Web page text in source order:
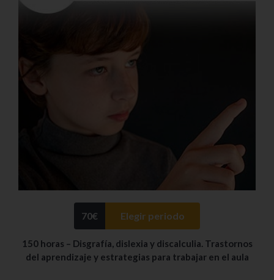
70€ Elegir periodo
150 horas – Disgrafía, dislexia y discalculia. Trastornos
del aprendizaje y estrategias para trabajar en el aula